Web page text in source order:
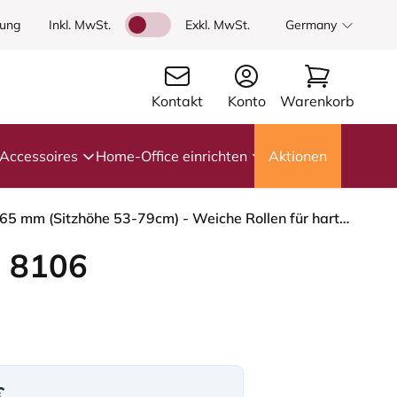
Inkl. MwSt. Exkl. MwSt. Germany
Kontakt Konto Warenkorb
Accessoires Home-Office einrichten Aktionen
HÅG Capisco 8106 - Steelcut Trio 3 (Kvadrat) - Wolle / Polyamid - STT153 - Grey - Blush Rose - 265 mm (Sitzhöhe 53-79cm) - Weiche Rollen für harte Böden
8106